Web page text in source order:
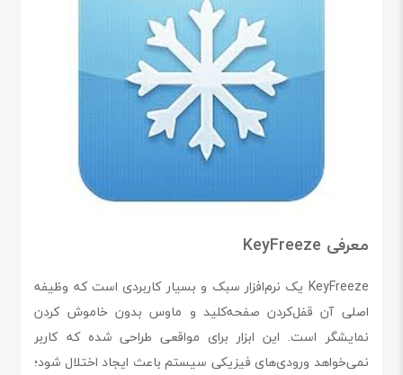
معرفی KeyFreeze
KeyFreeze یک نرم‌افزار سبک و بسیار کاربردی است که وظیفه
اصلی آن قفل‌کردن صفحه‌کلید و ماوس بدون خاموش کردن
نمایشگر است. این ابزار برای مواقعی طراحی شده که کاربر
نمی‌خواهد ورودی‌های فیزیکی سیستم باعث ایجاد اختلال شود؛